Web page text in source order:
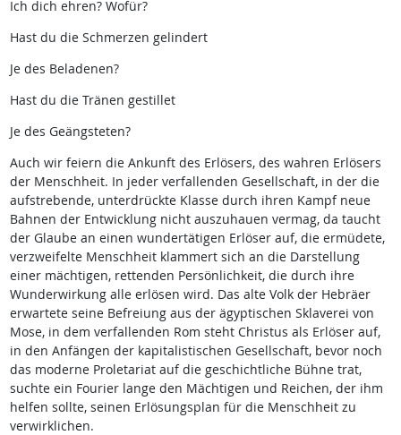
Ich dich ehren? Wofür?
Hast du die Schmerzen gelindert
Je des Beladenen?
Hast du die Tränen gestillet
Je des Geängsteten?
Auch wir feiern die Ankunft des Erlösers, des wahren Erlösers
der Menschheit. In jeder verfallenden Gesellschaft, in der die
aufstrebende, unterdrückte Klasse durch ihren Kampf neue
Bahnen der Entwicklung nicht auszuhauen vermag, da taucht
der Glaube an einen wundertätigen Erlöser auf, die ermüdete,
verzweifelte Menschheit klammert sich an die Darstellung
einer mächtigen, rettenden Persönlichkeit, die durch ihre
Wunderwirkung alle erlösen wird. Das alte Volk der Hebräer
erwartete seine Befreiung aus der ägyptischen Sklaverei von
Mose, in dem verfallenden Rom steht Christus als Erlöser auf,
in den Anfängen der kapitalistischen Gesellschaft, bevor noch
das moderne Proletariat auf die geschichtliche Bühne trat,
suchte ein Fourier lange den Mächtigen und Reichen, der ihm
helfen sollte, seinen Erlösungsplan für die Menschheit zu
verwirklichen.